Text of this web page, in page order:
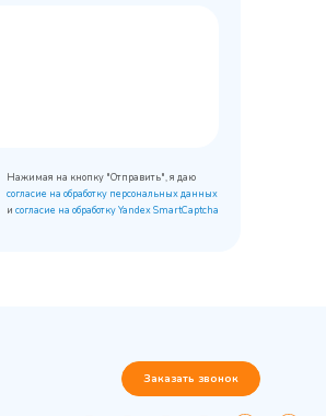
Нажимая на кнопку "Отправить", я даю
согласие на обработку персональных данных
и согласие на обработку Yandex SmartCaptcha
Заказать звонок